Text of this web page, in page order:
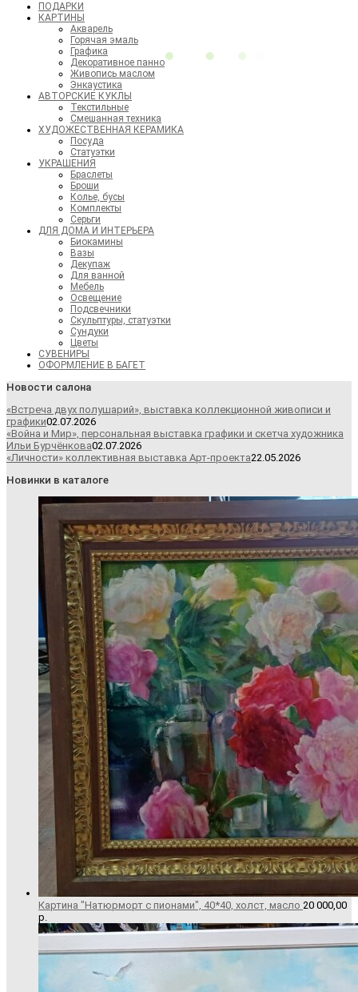
ПОДАРКИ
КАРТИНЫ
Акварель
Горячая эмаль
Графика
Декоративное панно
Живопись маслом
Энкаустика
АВТОРСКИЕ КУКЛЫ
Текстильные
Смешанная техника
ХУДОЖЕСТВЕННАЯ КЕРАМИКА
Посуда
Статуэтки
УКРАШЕНИЯ
Браслеты
Броши
Колье, бусы
Комплекты
Серьги
ДЛЯ ДОМА И ИНТЕРЬЕРА
Биокамины
Вазы
Декупаж
Для ванной
Мебель
Освещение
Подсвечники
Скульптуры, статуэтки
Сундуки
Цветы
СУВЕНИРЫ
ОФОРМЛЕНИЕ В БАГЕТ
Новости салона
«Встреча двух полушарий», выставка коллекционной живописи и
графики02.07.2026
«Война и Мир», персональная выставка графики и скетча художника
Ильи Бурчёнкова02.07.2026
«Личности» коллективная выставка Арт-проекта22.05.2026
Новинки в каталоге
Картина "Натюрморт с пионами", 40*40, холст, масло 20 000,00
р.